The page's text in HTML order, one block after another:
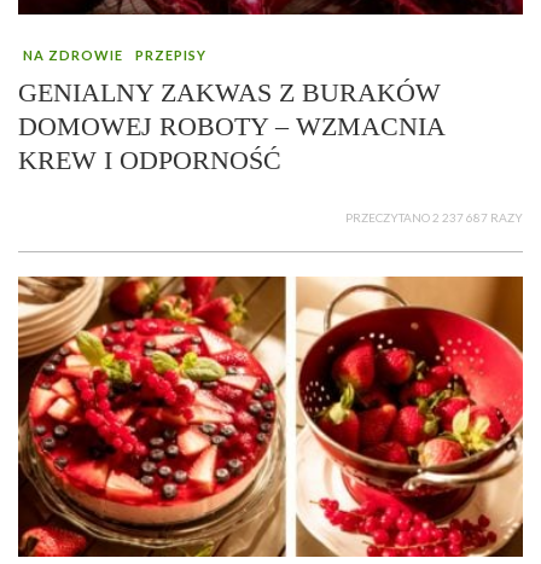
NA ZDROWIE PRZEPISY
GENIALNY ZAKWAS Z BURAKÓW
DOMOWEJ ROBOTY – WZMACNIA
KREW I ODPORNOŚĆ
PRZECZYTANO 2 237 687 RAZY